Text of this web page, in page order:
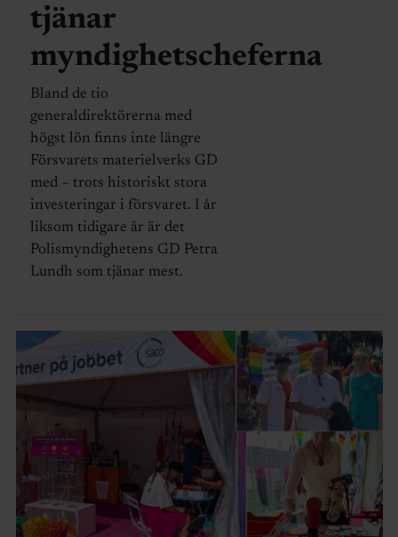
tjänar
myndighetscheferna
Bland de tio
generaldirektörerna med
högst lön finns inte längre
Försvarets materielverks GD
med – trots historiskt stora
investeringar i försvaret. I år
liksom tidigare år är det
Polismyndighetens GD Petra
Lundh som tjänar mest.